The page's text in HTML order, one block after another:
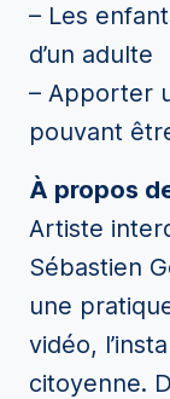
– Les
d’un adulte
– Apporter
pouvant
À propos
Artiste
Sébastien
une
vidéo,
citoyenne.